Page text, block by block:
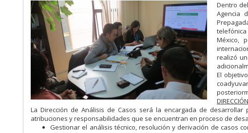
Dentro
Agencia
telefónica
México,
realizó
El
La Dirección de Análisis de Casos será la encargada de
atribuciones y responsabilidades que se encuentran en proceso de
Gestionar el análisis técnico, resolución y derivación de casos